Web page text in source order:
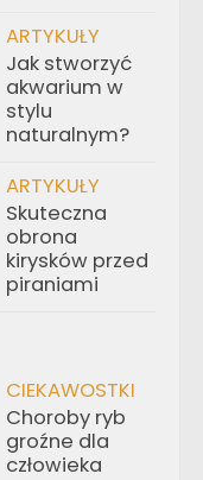
ARTYKUŁY
Jak stworzyć
akwarium w
stylu
naturalnym?
ARTYKUŁY
Skuteczna
obrona
kirysków przed
piraniami
CIEKAWOSTKI
Choroby ryb
groźne dla
człowieka